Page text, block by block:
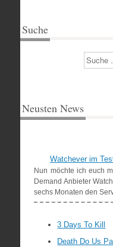
Suche
Suchen
Neusten News
Watchever im
Nun möchte ich euch
Demand Anbieter
sechs Monaten den
3 Days To Kill
Death Do Us